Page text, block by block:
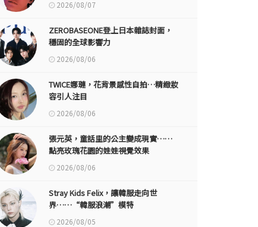
2026/08/07
ZEROBASEONE登上日本雜誌封面，
穩固的全球影響力
2026/08/06
TWICE娜璉，花背景感性自拍…精緻妝
容引人注目
2026/08/06
張元英，童話里的公主變成現實……
點亮玫瑰花園的娃娃視覺效果
2026/08/06
Stray Kids Felix，讓韓服走向世
界……“韓服浪潮”模特
2026/08/05